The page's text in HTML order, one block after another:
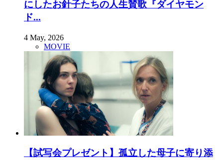
にしたお針子たちの人生賛歌『ダイヤモン
ド...
4 May, 2026
MOVIE
【試写会プレゼント】孤立した母子に寄り添